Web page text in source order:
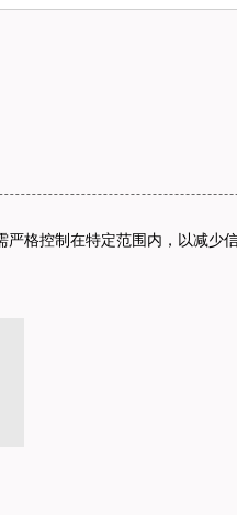
格控制在特定范围内，以减少